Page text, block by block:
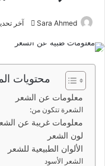
Sara Ahmed
ل
ب
ر
ي
د
آخر تحديث: 09/
محتويات
معلومات عن الشعر
الشعرة تتكون من:
معلومات غريبة عن
لون الشعر
الألوان الطبيعية للشعر
الشعر الأسود